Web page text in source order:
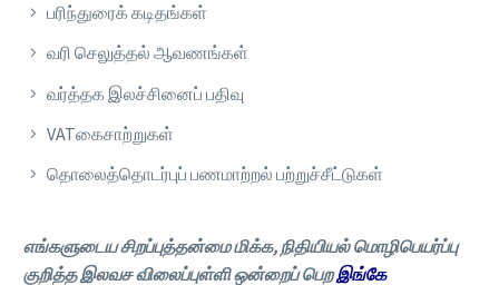
பரிந்துரைக் கடிதங்கள்
வரி செலுத்தல் ஆவணங்கள்
வர்த்தக இலச்சினைப் பதிவு
VATகைசாற்றுகள்
தொலைத்தொடர்புப் பணமாற்றல் பற்றுச்சீட்டுகள்
எங்களுடைய சிறப்புத்தன்மை மிக்க, நிதியியல் மொழிபெயர்ப்பு
குறித்த இலவச விலைப்புள்ளி ஒன்றைப் பெறஇங்கே